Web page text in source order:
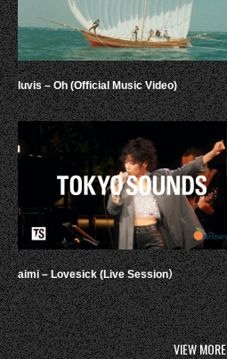
luvis – Oh (Official Music Video)
aimi – Lovesick (Live Session）
VIEW MORE